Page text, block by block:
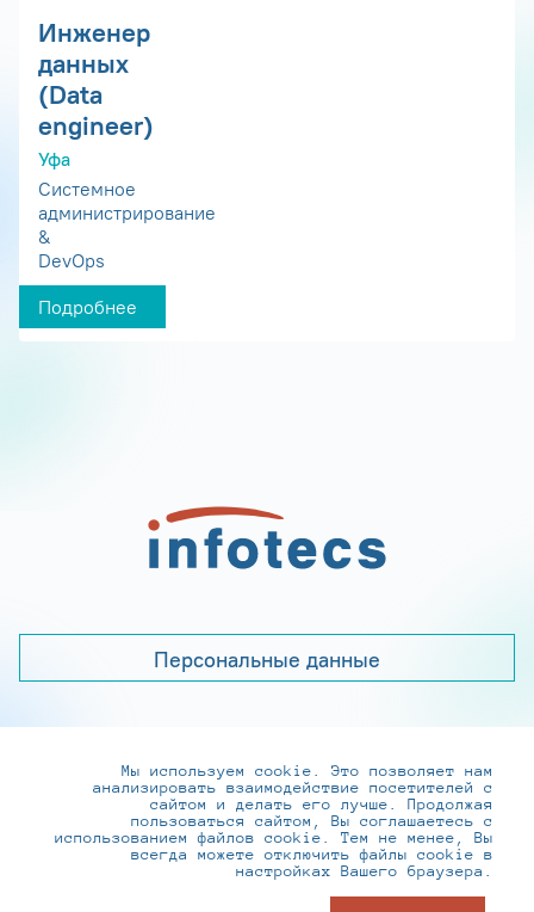
Инженер
данных
(Data
engineer)
Уфа
Системное
администрирование
&
DevOps
Подробнее
Персональные данные
+7 (495) 737-6192, 8-800-250-0-260
practice@infotecs.ru,hr@infotecs.ru
127273, г. Москва, Отрадная ул., 2Б строение 1
Мы используем cookie. Это позволяет нам
анализировать взаимодействие посетителей с
сайтом и делать его лучше. Продолжая
пользоваться сайтом, Вы соглашаетесь с
использованием файлов cookie. Тем не менее, Вы
всегда можете отключить файлы cookie в
настройках Вашего браузера.